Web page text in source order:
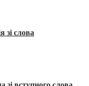
зі слова